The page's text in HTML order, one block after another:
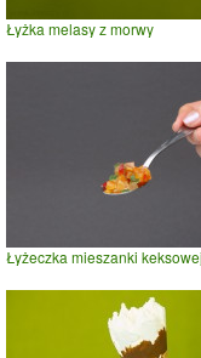
Łyżka melasy z morwy
Łyżeczka mieszanki keksowej